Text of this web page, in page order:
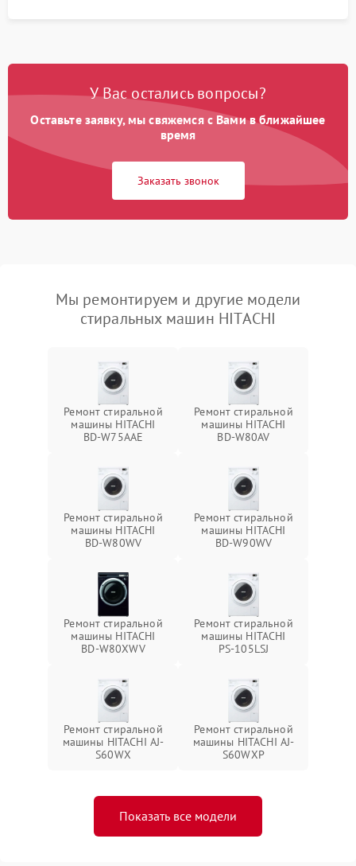
У Вас остались вопросы?
Оставьте заявку, мы свяжемся с Вами в ближайшее
время
Заказать звонок
Мы ремонтируем и другие модели
стиральных машин HITACHI
Ремонт стиральной
машины HITACHI
BD-W75AAE
Ремонт стиральной
машины HITACHI
BD-W80AV
Ремонт стиральной
машины HITACHI
BD-W80WV
Ремонт стиральной
машины HITACHI
BD-W90WV
Ремонт стиральной
машины HITACHI
BD-W80XWV
Ремонт стиральной
машины HITACHI
PS-105LSJ
Ремонт стиральной
машины HITACHI AJ-
S60WX
Ремонт стиральной
машины HITACHI AJ-
S60WXP
Показать все модели